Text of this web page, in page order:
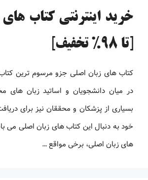
خرید اینترنتی کتاب
[تا 98% تخفیف]
کتاب های زبان اصلی جزو مرسوم ترین
در میان دانشجویان و اساتید زبان های
بسیاری از پزشکان و محققان نیز برای
خود به دنبال این کتاب های زبان اصلی می
های زبان اصلی، برخی مواقع …